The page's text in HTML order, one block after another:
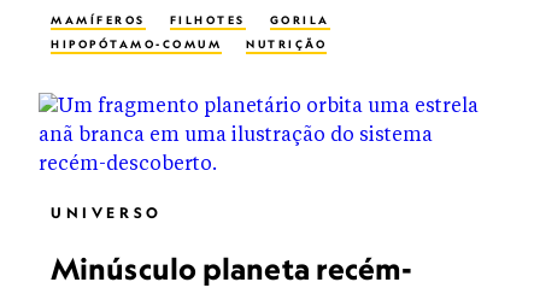
MAMÍFEROS FILHOTES
GORILA
HIPOPÓTAMO-COMUM
NUTRIÇÃO
UNIVERSO
Minúsculo planeta recém-